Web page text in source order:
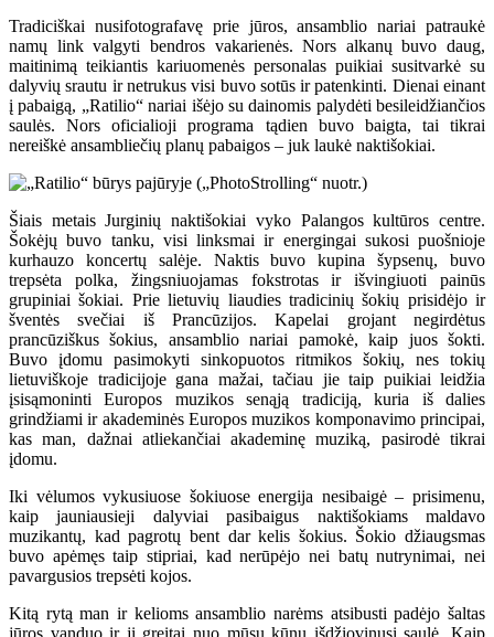
Tradiciškai nusifotografavę prie jūros, ansamblio nariai patraukė
namų link valgyti bendros vakarienės. Nors alkanų buvo daug,
maitinimą teikiantis kariuomenės personalas puikiai susitvarkė su
dalyvių srautu ir netrukus visi buvo sotūs ir patenkinti. Dienai einant
į pabaigą, „Ratilio“ nariai išėjo su dainomis palydėti besileidžiančios
saulės. Nors oficialioji programa tądien buvo baigta, tai tikrai
nereiškė ansambliečių planų pabaigos – juk laukė naktišokiai.
Šiais metais Jurginių naktišokiai vyko Palangos kultūros centre.
Šokėjų buvo tanku, visi linksmai ir energingai sukosi puošnioje
kurhauzo koncertų salėje. Naktis buvo kupina šypsenų, buvo
trepsėta polka, žingsniuojamas fokstrotas ir išvingiuoti painūs
grupiniai šokiai. Prie lietuvių liaudies tradicinių šokių prisidėjo ir
šventės svečiai iš Prancūzijos. Kapelai grojant negirdėtus
prancūziškus šokius, ansamblio nariai pamokė, kaip juos šokti.
Buvo įdomu pasimokyti sinkopuotos ritmikos šokių, nes tokių
lietuviškoje tradicijoje gana mažai, tačiau jie taip puikiai leidžia
įsisąmoninti Europos muzikos senąją tradiciją, kuria iš dalies
grindžiami ir akademinės Europos muzikos komponavimo principai,
kas man, dažnai atliekančiai akademinę muziką, pasirodė tikrai
įdomu.
Iki vėlumos vykusiuose šokiuose energija nesibaigė – prisimenu,
kaip jauniausieji dalyviai pasibaigus naktišokiams maldavo
muzikantų, kad pagrotų bent dar kelis šokius. Šokio džiaugsmas
buvo apėmęs taip stipriai, kad nerūpėjo nei batų nutrynimai, nei
pavargusios trepsėti kojos.
Kitą rytą man ir kelioms ansamblio narėms atsibusti padėjo šaltas